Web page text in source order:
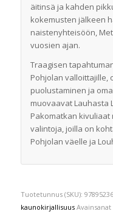
äitinsä ja kahden
kokemusten jälkeen
naistenyhteisöön,
vuosien ajan.
Traagisen
Pohjolan valloittajille,
puolustaminen ja
muovaavat Lauhasta
Pakomatkan
valintoja, joilla on
Pohjolan väelle ja
Tuotetunnus (SKU):
kaunokirjallisuus